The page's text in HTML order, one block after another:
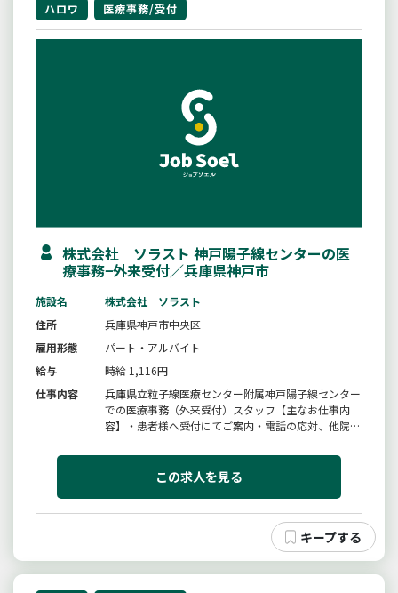
ハロワ 医療事務/受付
株式会社 ソラスト 神戸陽子線センターの医
療事務−外来受付／兵庫県神戸市
施設名
株式会社 ソラスト
住所
兵庫県神戸市中央区
雇用形態
パート・アルバイト
給与
時給 1,116円
仕事内容
兵庫県立粒子線医療センター附属神戸陽子線センター
での医療事務（外来受付）スタッフ【主なお仕事内
容】・患者様へ受付にてご案内・電話の応対、他院か
ど＊変更範囲：変更なし
この求人を見る